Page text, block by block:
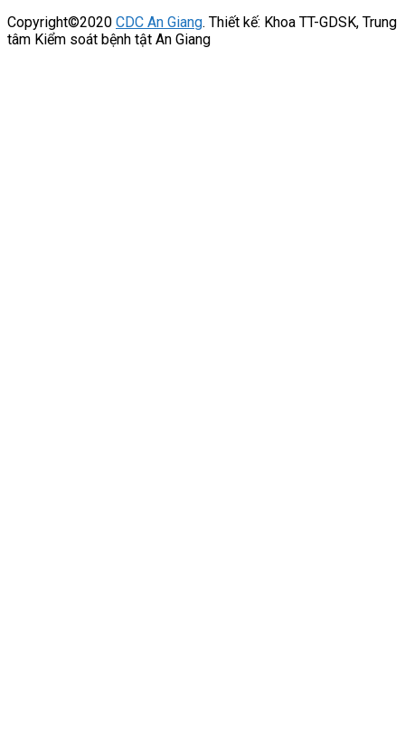
Copyright©2020 CDC An Giang. Thiết kế: Khoa TT-GDSK, Trung
tâm Kiểm soát bệnh tật An Giang